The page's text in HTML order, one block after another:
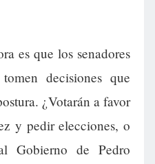
es que los senadores
decisiones que
¿Votarán a favor
y pedir elecciones, o
Gobierno de Pedro